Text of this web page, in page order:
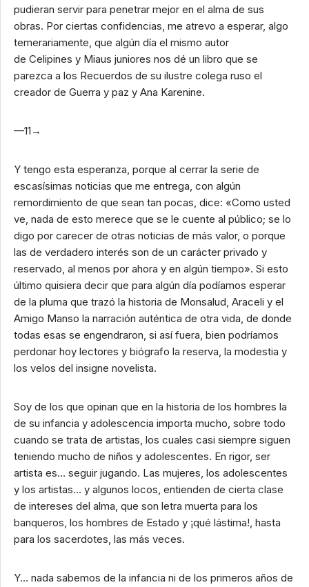
pudieran servir para penetrar mejor en el alma de sus
obras. Por ciertas confidencias, me atrevo a esperar, algo
temerariamente, que algún día el mismo autor
de Celipines y Miaus juniores nos dé un libro que se
parezca a los Recuerdos de su ilustre colega ruso el
creador de Guerra y paz y Ana Karenine.
—11→
Y tengo esta esperanza, porque al cerrar la serie de
escasísimas noticias que me entrega, con algún
remordimiento de que sean tan pocas, dice: «Como usted
ve, nada de esto merece que se le cuente al público; se lo
digo por carecer de otras noticias de más valor, o porque
las de verdadero interés son de un carácter privado y
reservado, al menos por ahora y en algún tiempo». Si esto
último quisiera decir que para algún día podíamos esperar
de la pluma que trazó la historia de Monsalud, Araceli y el
Amigo Manso la narración auténtica de otra vida, de donde
todas esas se engendraron, si así fuera, bien podríamos
perdonar hoy lectores y biógrafo la reserva, la modestia y
los velos del insigne novelista.
Soy de los que opinan que en la historia de los hombres la
de su infancia y adolescencia importa mucho, sobre todo
cuando se trata de artistas, los cuales casi siempre siguen
teniendo mucho de niños y adolescentes. En rigor, ser
artista es… seguir jugando. Las mujeres, los adolescentes
y los artistas… y algunos locos, entienden de cierta clase
de intereses del alma, que son letra muerta para los
banqueros, los hombres de Estado y ¡qué lástima!, hasta
para los sacerdotes, las más veces.
Y… nada sabemos de la infancia ni de los primeros años de